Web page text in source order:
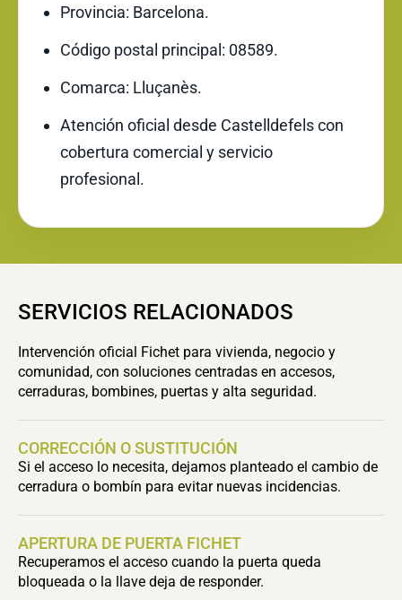
Provincia: Barcelona.
Código postal principal: 08589.
Comarca: Lluçanès.
Atención oficial desde Castelldefels con
cobertura comercial y servicio
profesional.
SERVICIOS RELACIONADOS
Intervención oficial Fichet para vivienda, negocio y
comunidad, con soluciones centradas en accesos,
cerraduras, bombines, puertas y alta seguridad.
CORRECCIÓN O SUSTITUCIÓN
Si el acceso lo necesita, dejamos planteado el cambio de
cerradura o bombín para evitar nuevas incidencias.
APERTURA DE PUERTA FICHET
Recuperamos el acceso cuando la puerta queda
bloqueada o la llave deja de responder.